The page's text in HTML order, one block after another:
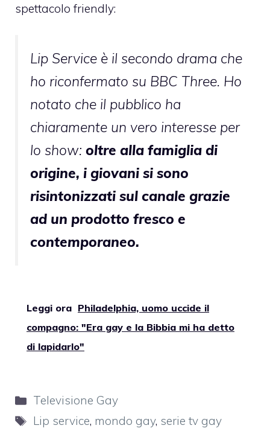
spettacolo friendly:
Lip Service è il secondo drama che
ho riconfermato su BBC Three. Ho
notato che il pubblico ha
chiaramente un vero interesse per
lo show: oltre alla famiglia di
origine, i giovani si sono
risintonizzati sul canale grazie
ad un prodotto fresco e
contemporaneo.
Leggi ora Philadelphia, uomo uccide il
compagno: "Era gay e la Bibbia mi ha detto
di lapidarlo"
Categorie
Televisione Gay
Tag
Lip service, mondo gay, serie tv gay